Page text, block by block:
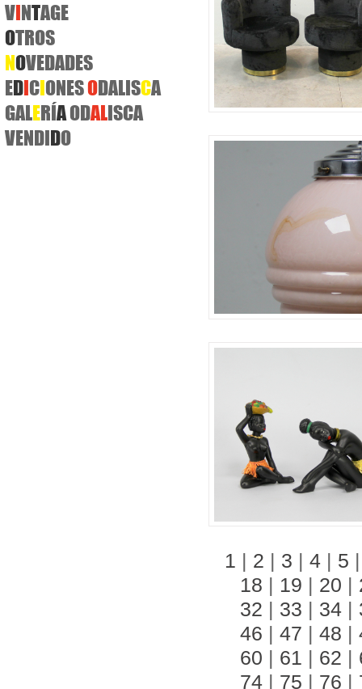
VINTAGE
OTROS
NOVEDADES
EDICIONESODALISCA
GALERÍAODALISCA
VENDIDO
1 2 3 4 5
18
19 20
32
33 34
46
47 48
60
61 62
74
75 76